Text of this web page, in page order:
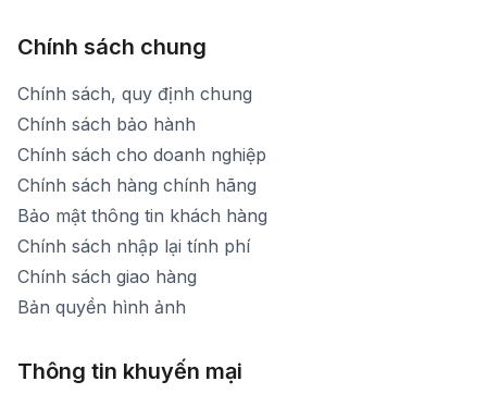
Chính sách chung
Chính sách, quy định chung
Chính sách bảo hành
Chính sách cho doanh nghiệp
Chính sách hàng chính hãng
Bảo mật thông tin khách hàng
Chính sách nhập lại tính phí
Chính sách giao hàng
Bản quyền hình ảnh
Thông tin khuyến mại